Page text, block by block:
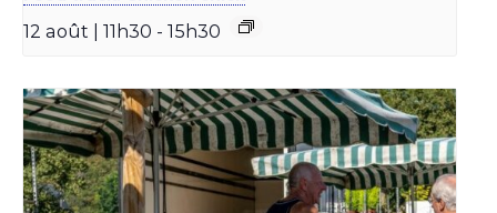
12 août | 11h30 - 15h30